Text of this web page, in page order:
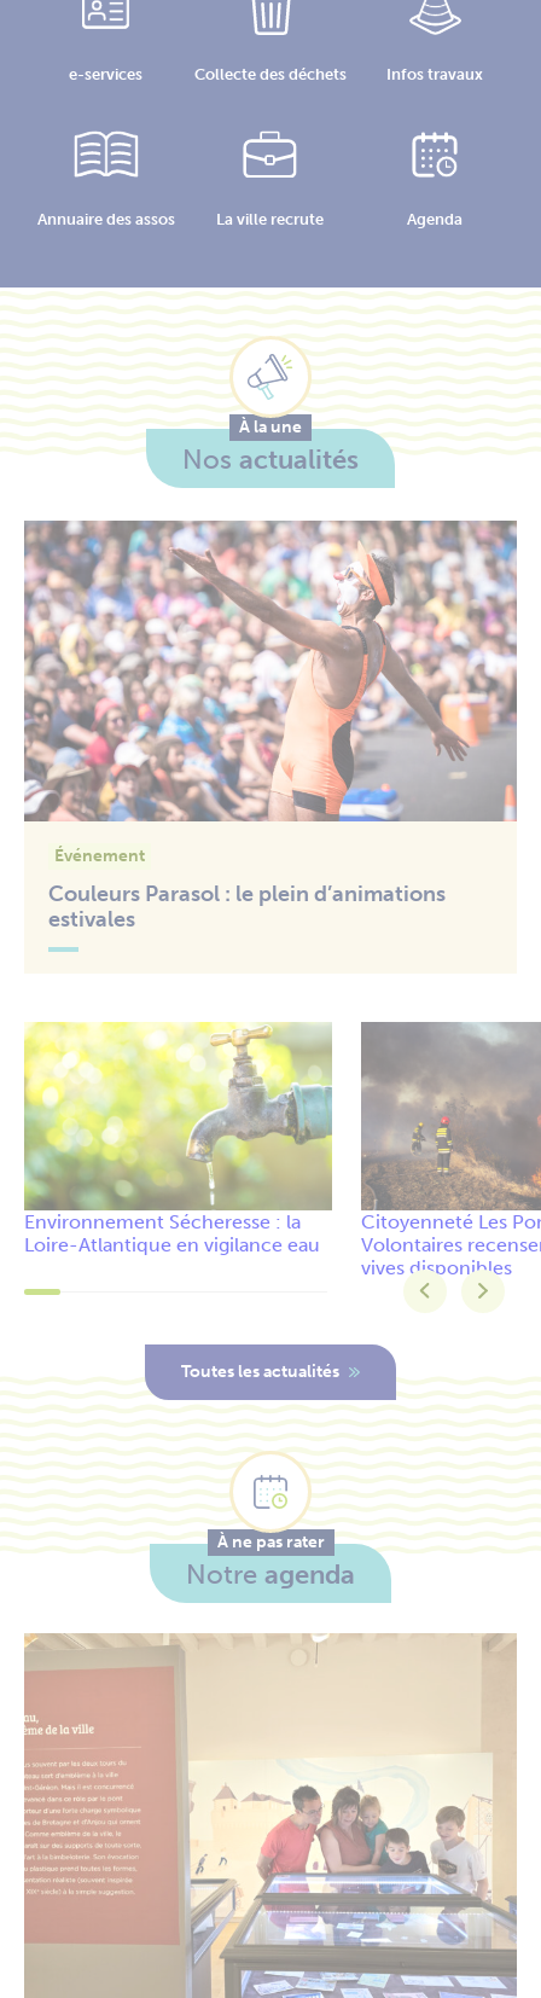
e-services Collecte des déchets Infos travaux
Annuaire des assos La ville recrute Agenda
À la une
Nos actualités
Événement
Couleurs Parasol : le plein d’animations
estivales
Environnement Sécheresse : la
Loire-Atlantique en vigilance eau
Citoyenneté Les
Volontaires
vives disponibles
Toutes les actualités
À ne pas rater
Notre agenda